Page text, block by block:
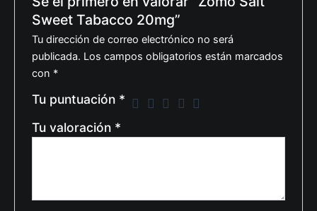
Sweet Tabacco 20mg”
Tu dirección de correo electrónico no será
publicada. Los campos obligatorios están marcados
con *
Tu puntuación *
Tu valoración *